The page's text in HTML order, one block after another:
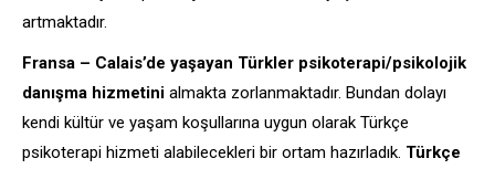
artmaktadır.
Fransa – Calais’de yaşayan Türkler psikoterapi/psikolojik
danışma hizmetini almakta zorlanmaktadır. Bundan dolayı
kendi kültür ve yaşam koşullarına uygun olarak Türkçe
psikoterapi hizmeti alabilecekleri bir ortam hazırladık. Türkçe